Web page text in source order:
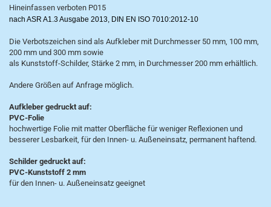
Hineinfassen verboten P015
nach ASR A1.3 Ausgabe 2013, DIN EN ISO 7010:2012-10
Die Verbotszeichen sind als Aufkleber mit Durchmesser 50 mm, 100 mm,
200 mm und 300 mm sowie
als Kunststoff-Schilder, Stärke 2 mm, in Durchmesser 200 mm erhältlich.
Andere Größen auf Anfrage möglich.
Aufkleber gedruckt auf:
PVC-Folie
hochwertige Folie mit matter Oberfläche für weniger Reflexionen und
besserer Lesbarkeit, für den Innen- u. Außeneinsatz, permanent haftend.
Schilder gedruckt auf:
PVC-Kunststoff 2 mm
für den Innen- u. Außeneinsatz geeignet